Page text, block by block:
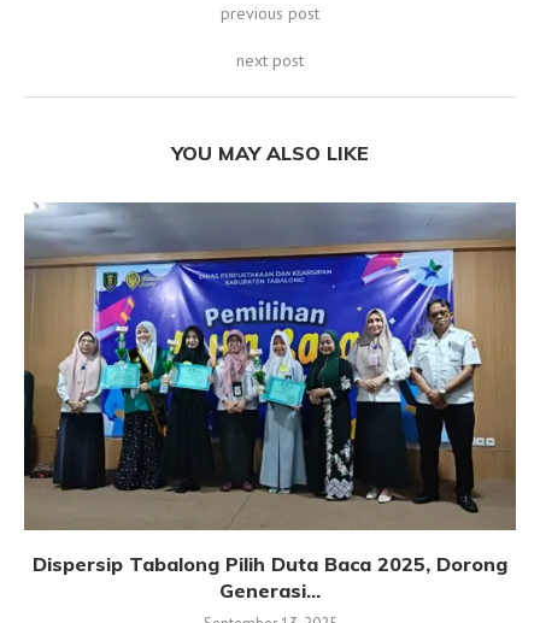
previous post
next post
YOU MAY ALSO LIKE
Dispersip Tabalong Pilih Duta Baca 2025, Dorong
Generasi...